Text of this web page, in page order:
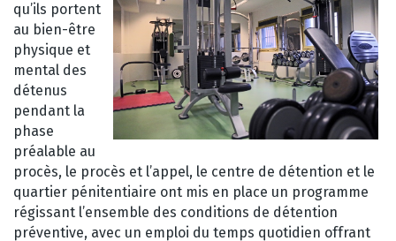
qu’ils portent
au bien-être
physique et
mental des
détenus
pendant la
phase
préalable au
procès, le procès et l’appel, le centre de détention et le
quartier pénitentiaire ont mis en place un programme
régissant l’ensemble des conditions de détention
préventive, avec un emploi du temps quotidien offrant